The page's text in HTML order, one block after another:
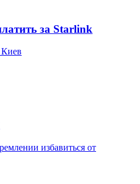
за Starlink
Киев
избавиться от